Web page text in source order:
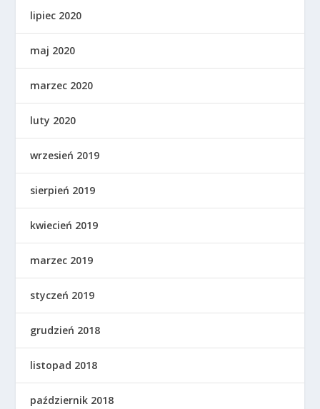
lipiec 2020
maj 2020
marzec 2020
luty 2020
wrzesień 2019
sierpień 2019
kwiecień 2019
marzec 2019
styczeń 2019
grudzień 2018
listopad 2018
październik 2018